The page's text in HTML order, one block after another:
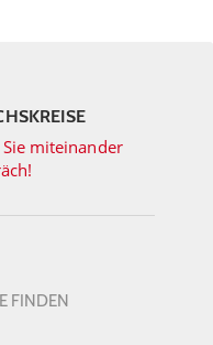
miteinander
FINDEN